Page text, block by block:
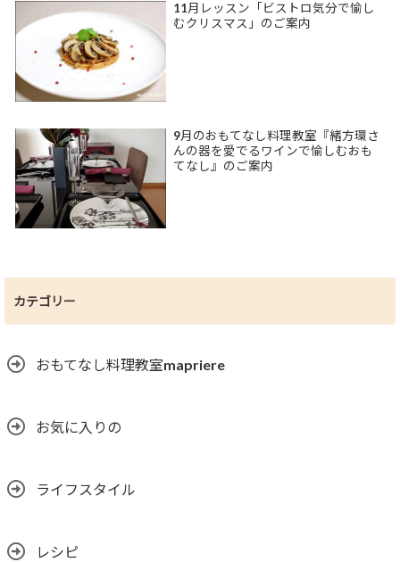
11月レッスン「ビストロ気分で愉し
むクリスマス」のご案内
9月のおもてなし料理教室『緒方環さ
んの器を愛でるワインで愉しむおも
てなし』のご案内
カテゴリー
おもてなし料理教室mapriere
お気に入りの
ライフスタイル
レシピ